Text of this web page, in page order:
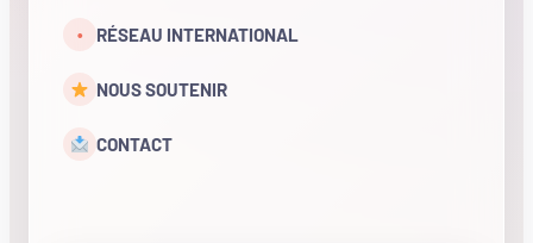
• RÉSEAU INTERNATIONAL
NOUS SOUTENIR
CONTACT